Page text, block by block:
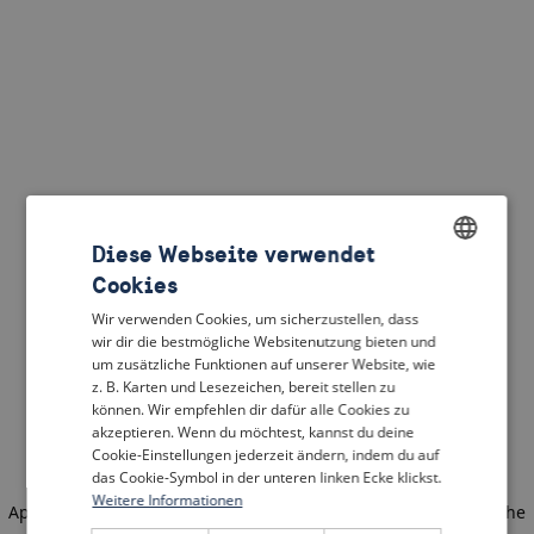
Application error: a client-side exception has occurred
(see the
DUTCH
FRENCH
GERMAN
Diese Webseite verwendet
Cookies
Wir verwenden Cookies, um sicherzustellen, dass
wir dir die bestmögliche Websitenutzung bieten und
um zusätzliche Funktionen auf unserer Website, wie
z. B. Karten und Lesezeichen, bereit stellen zu
können. Wir empfehlen dir dafür alle Cookies zu
akzeptieren. Wenn du möchtest, kannst du deine
Cookie-Einstellungen jederzeit ändern, indem du auf
das Cookie-Symbol in der unteren linken Ecke klickst.
Weitere Informationen